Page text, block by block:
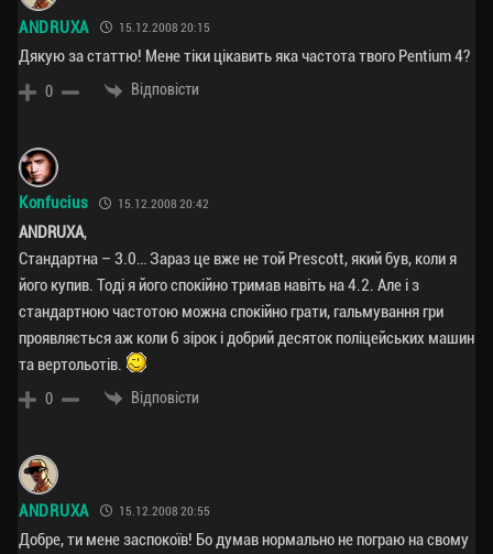
ANDRUXA 15.12.2008 20:15
Дякую за статтю! Мене тіки цікавить яка частота твого Pentium 4?
0 Відповісти
Konfucius 15.12.2008 20:42
ANDRUXA,
Стандартна – 3.0… Зараз це вже не той Prescott, який був, коли я
його купив. Тоді я його спокійно тримав навіть на 4.2. Але і з
стандартною частотою можна спокійно грати, гальмування гри
проявляється аж коли 6 зірок і добрий десяток поліцейських машин
та вертольотів.
0 Відповісти
ANDRUXA 15.12.2008 20:55
Добре, ти мене заспокоїв! Бо думав нормально не пограю на свому